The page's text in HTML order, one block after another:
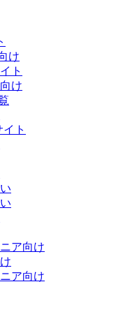
け
ト
け
ト
ア向け
ア向け